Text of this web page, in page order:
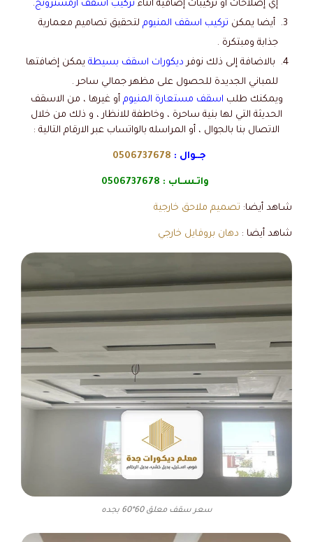
إي إصلاحات أو تركيبات إضافية أثناء تركيب اسقف ارمسترونج.
أيضا يمكن تركيب اسقف المنيوم لتحقيق تصاميم معمارية
جذابة ومبتكرة .
بالاضافة إلى ذلك نوفر ديكورات اسقف بسيطة يمكن إضافتها
للمباني الجديدة للحصول على مظهر جمالي ساحر .
ويمكنك طلب اسقف مستعارة المنيوم أو غيرها ، من الاسقف
الحديثة التي لها بنية ساحرة ، وخاطفة للانظار ، و ذلك من خلال
الاتصال بنا بالجوال ، أو المراسله بالواتساب عبر الارقام التالية :
جــوال : 0506737678
واتـسـاب : 0506737678
شـاهد أيضا: تصميم ملاحق خارجية
شاهد أيضا : دهان بروفايل خارجي
سعر سقف معلق 60*60 بجده